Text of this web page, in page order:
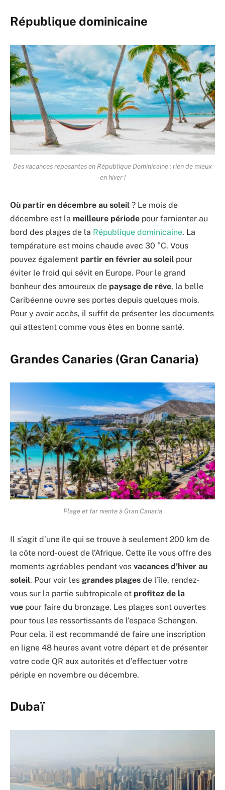
République dominicaine
Des vacances reposantes en République Dominicaine : rien de mieux
en hiver !
Où partir en décembre au soleil ? Le mois de
décembre est la meilleure période pour farnienter au
bord des plages de la République dominicaine. La
température est moins chaude avec 30 °C. Vous
pouvez également partir en février au soleil pour
éviter le froid qui sévit en Europe. Pour le grand
bonheur des amoureux de paysage de rêve, la belle
Caribéenne ouvre ses portes depuis quelques mois.
Pour y avoir accès, il suffit de présenter les documents
qui attestent comme vous êtes en bonne santé.
Grandes Canaries (Gran Canaria)
Plage et far niente à Gran Canaria
Il s’agit d’une île qui se trouve à seulement 200 km de
la côte nord-ouest de l’Afrique. Cette île vous offre des
moments agréables pendant vos vacances d’hiver au
soleil. Pour voir les grandes plages de l’île, rendez-
vous sur la partie subtropicale et profitez de la
vue pour faire du bronzage. Les plages sont ouvertes
pour tous les ressortissants de l’espace Schengen.
Pour cela, il est recommandé de faire une inscription
en ligne 48 heures avant votre départ et de présenter
votre code QR aux autorités et d’effectuer votre
périple en novembre ou décembre.
Dubaï